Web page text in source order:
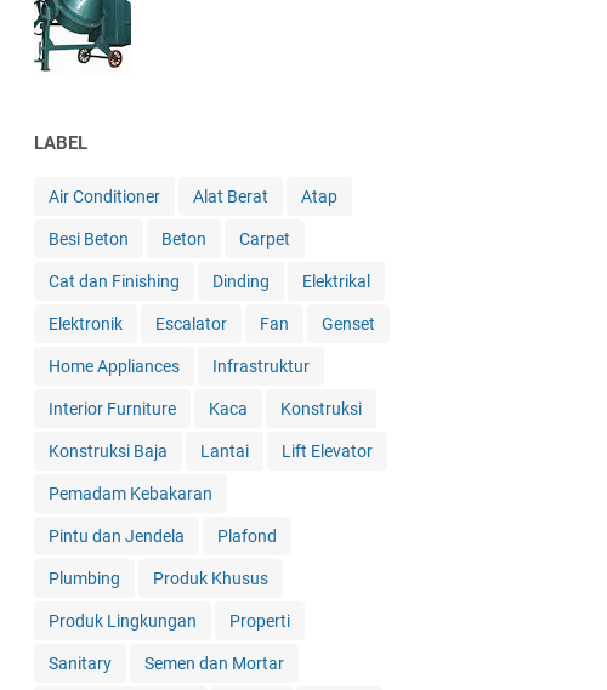
LABEL
Air Conditioner Alat Berat Atap
Besi Beton Beton Carpet
Cat dan Finishing Dinding Elektrikal
Elektronik Escalator Fan Genset
Home Appliances Infrastruktur
Interior Furniture Kaca Konstruksi
Konstruksi Baja Lantai Lift Elevator
Pemadam Kebakaran
Pintu dan Jendela Plafond
Plumbing Produk Khusus
Produk Lingkungan Properti
Sanitary Semen dan Mortar